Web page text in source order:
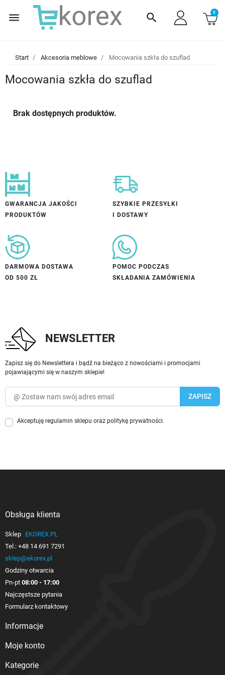
menu search 0
Start Akcesoria meblowe Mocowania szkła do szuflad
Mocowania szkła do szuflad
Brak dostępnych produktów.
GWARANCJA JAKOŚCI
PRODUKTÓW
SZYBKIE PRZESYŁKI
I DOSTAWY
DARMOWA DOSTAWA
OD 500 ZŁ
POMOC PODCZAS
SKŁADANIA ZAMÓWIENIA
NEWSLETTER
Zapisz się do Newslettera i bądź na bieżąco z nowościami i promocjami
pojawiającymi się w naszym sklepie!
Akceptuję regulamin sklepu oraz politykę prywatności.
Obsługa klienta
Sklep EKOREX.PL
Tel.: +48 14 691 7291
sklep@ekorex.pl
Godziny otwarcia
Pn-pt 08:00 - 17:00
Najczęstsze pytania
Formularz kontaktowy
Informacje
Moje konto
Kategorie